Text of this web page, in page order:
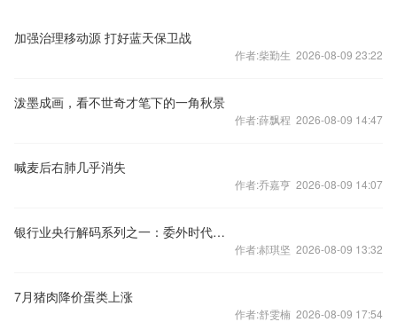
加强治理移动源 打好蓝天保卫战
作者:柴勤生 2026-08-09 23:22
泼墨成画，看不世奇才笔下的一角秋景
作者:薛飘程 2026-08-09 14:47
喊麦后右肺几乎消失
作者:乔嘉亨 2026-08-09 14:07
银行业央行解码系列之一：委外时代的终结
作者:郝琪坚 2026-08-09 13:32
7月猪肉降价蛋类上涨
作者:舒雯楠 2026-08-09 17:54